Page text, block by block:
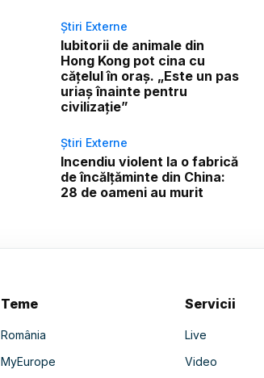
Știri Externe
Iubitorii de animale din
Hong Kong pot cina cu
cățelul în oraș. „Este un pas
uriaș înainte pentru
civilizație”
Știri Externe
Incendiu violent la o fabrică
de încălţăminte din China:
28 de oameni au murit
Teme
România
MyEurope
Servicii
Live
Video